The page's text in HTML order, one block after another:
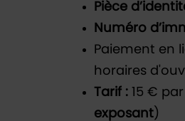
Pièce
Numéro
Paiement en
horaires
Tarif : 15 €
exposant)